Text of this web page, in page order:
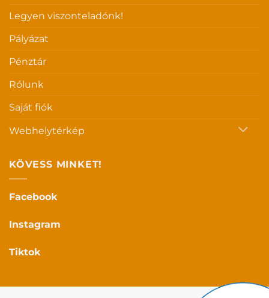
Legyen viszonteladónk!
Pályázat
Pénztár
Rólunk
Saját fiók
Webhelytérkép
KÖVESS MINKET!
Facebook
Instagram
Tiktok